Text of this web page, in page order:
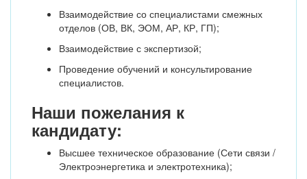
Взаимодействие со специалистами смежных
отделов (ОВ, ВК, ЭОМ, АР, КР, ГП);
Взаимодействие с экспертизой;
Проведение обучений и консультирование
специалистов.
Наши пожелания к
кандидату:
Высшее техническое образование (Сети связи /
Электроэнергетика и электротехника);